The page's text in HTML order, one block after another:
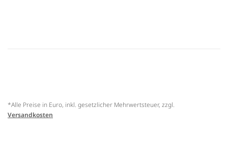
*Alle Preise in Euro, inkl. gesetzlicher Mehrwertsteuer, zzgl.
Versandkosten